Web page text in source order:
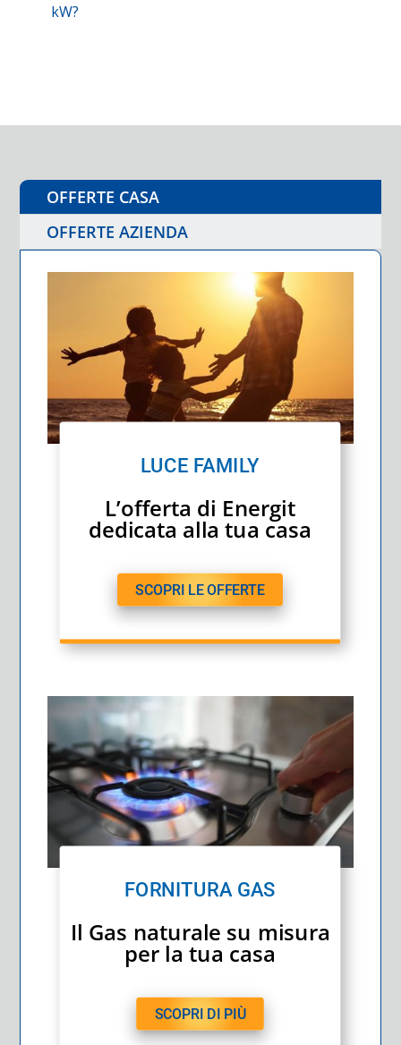
kW?
OFFERTE CASA
OFFERTE AZIENDA
LUCE FAMILY
L’offerta di Energit
dedicata alla tua casa
SCOPRI LE OFFERTE
FORNITURA GAS
Il Gas naturale su misura
per la tua casa
SCOPRI DI PIÙ